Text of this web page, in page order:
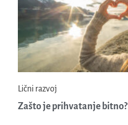
Lični razvoj
Zašto je prihvatanje bitno?